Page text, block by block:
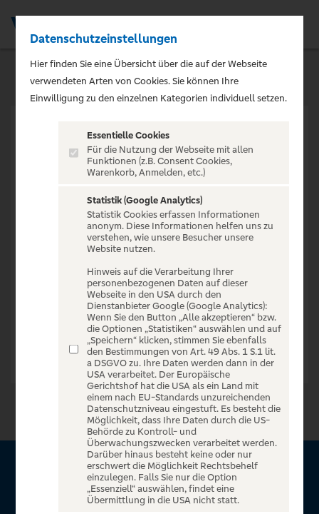
VERANSTALTUNG NICHT
GEFUNDEN
Zur Startseite
Über VR Entertain
Datenschutzeinstellungen
Hier finden Sie eine Übersicht über die auf der Webseite
verwendeten Arten von Cookies. Sie können Ihre
Einwilligung zu den einzelnen Kategorien individuell setzen.
Essentielle Cookies
Für die Nutzung der Webseite mit allen
Funktionen (z.B. Consent Cookies,
Warenkorb, Anmelden, etc.)
Statistik (Google Analytics)
Statistik Cookies erfassen Informationen
anonym. Diese Informationen helfen uns zu
verstehen, wie unsere Besucher unsere
Website nutzen.
Hinweis auf die Verarbeitung Ihrer
personenbezogenen Daten auf dieser
Webseite in den USA durch den
Dienstanbieter Google (Google Analytics):
Wenn Sie den Button „Alle akzeptieren“ bzw.
die Optionen „Statistiken“ auswählen und auf
„Speichern“ klicken, stimmen Sie ebenfalls
den Bestimmungen von Art. 49 Abs. 1 S.1 lit.
a DSGVO zu. Ihre Daten werden dann in der
USA verarbeitet. Der Europäische
Gerichtshof hat die USA als ein Land mit
einem nach EU-Standards unzureichenden
Datenschutzniveau eingestuft. Es besteht die
Möglichkeit, dass Ihre Daten durch die US-
Behörde zu Kontroll- und
Überwachungszwecken verarbeitet werden.
Darüber hinaus besteht keine oder nur
erschwert die Möglichkeit Rechtsbehelf
einzulegen. Falls Sie nur die Option
„Essenziell“ auswählen, findet eine
Übermittlung in die USA nicht statt.